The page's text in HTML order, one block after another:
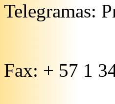
Telegramas:
Fax: + 57 1